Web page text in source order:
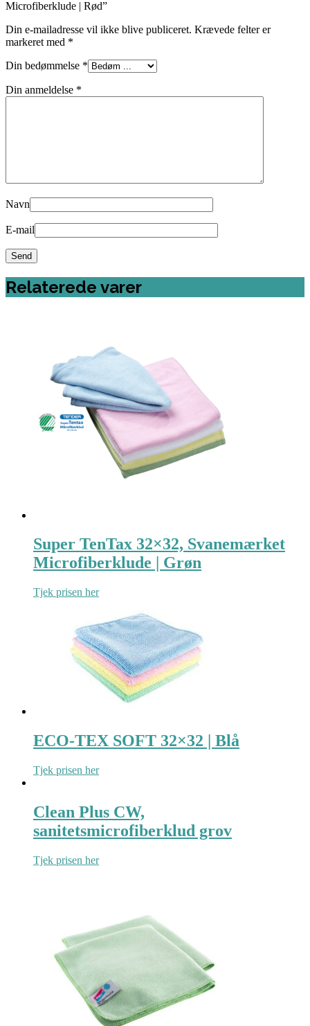
Microfiberklude | Rød”
Din e-mailadresse vil ikke blive publiceret. Krævede felter er
markeret med *
Din bedømmelse *
Din anmeldelse *
Navn
E-mail
Relaterede varer
Super TenTax 32×32, Svanemærket
Microfiberklude | Grøn
Tjek prisen her
ECO-TEX SOFT 32×32 | Blå
Tjek prisen her
Clean Plus CW,
sanitetsmicrofiberklud grov
Tjek prisen her